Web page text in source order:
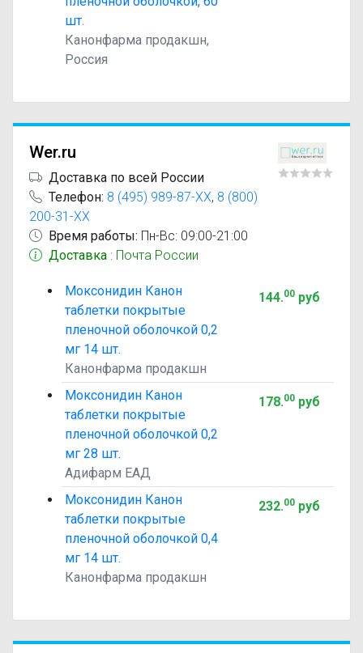
шт.
Канонфарма продакшн,
Россия
Wer.ru
Доставка по всей России
Телефон: 8 (495) 989-87-XX, 8 (800)
200-31-XX
Время работы: Пн-Вс: 09:00-21:00
Доставка : Почта России
Моксонидин Канон
таблетки покрытые
пленочной оболочкой 0,2
мг 14 шт.
Канонфарма продакшн
144.00руб
Моксонидин Канон
таблетки покрытые
пленочной оболочкой 0,2
мг 28 шт.
Адифарм ЕАД
178.00руб
Моксонидин Канон
таблетки покрытые
пленочной оболочкой 0,4
мг 14 шт.
Канонфарма продакшн
232.00руб